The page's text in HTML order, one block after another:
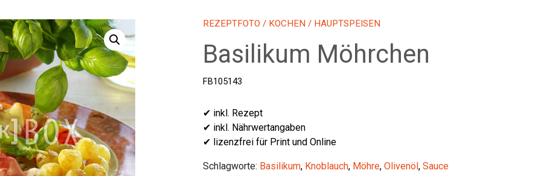
REZEPTFOTO / KOCHEN / HAUPTSPEISEN
Basilikum Möhrchen
FB105143
✔ inkl. Rezept
✔ inkl. Nährwertangaben
✔ lizenzfrei für Print und Online
Schlagworte: Basilikum, Knoblauch, Möhre, Olivenöl , Sauce